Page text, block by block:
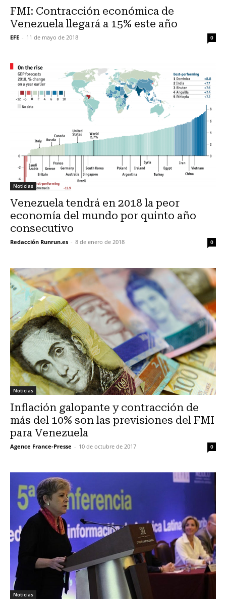
FMI: Contracción económica de
Venezuela llegará a 15% este año
EFE - 11 de mayo de 2018 0
Noticias
Venezuela tendrá en 2018 la peor
economía del mundo por quinto año
consecutivo
Redacción Runrun.es - 8 de enero de 2018 0
Noticias
Inflación galopante y contracción de
más del 10% son las previsiones del FMI
para Venezuela
Agence France-Presse - 10 de octubre de 2017 0
Noticias